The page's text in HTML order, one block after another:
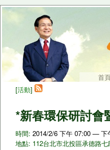
首
[活動]
*新春環保研討會
時間: 2014/2/6 下午 07:00 — 下
地點: 112台北市北投區承德路